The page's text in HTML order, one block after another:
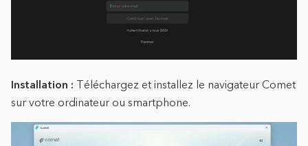
Installation : Téléchargez et installez le navigateur Comet
sur votre ordinateur ou smartphone.